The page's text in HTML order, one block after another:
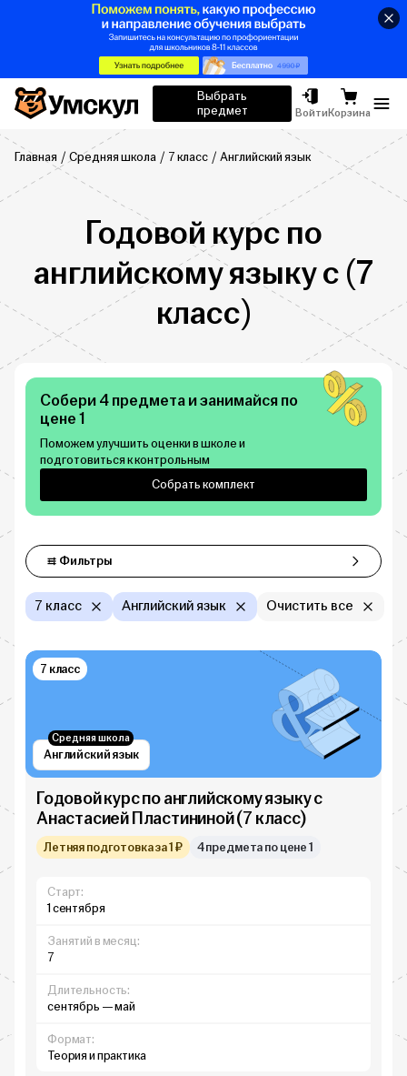
Умскул
Выбрать
предмет
ВойтиКорзина
Главная Средняя школа 7 класс Английский язык
Годовой курс по
английскому языку c (7
класс)
Собери 4 предмета и занимайся по
цене 1
Поможем улучшить оценки в школе и
подготовиться к контрольным
Собрать комплект
ФильтрыФильтры
7 класс Английский язык Очистить все
Английский язык
Средняя школа
7 класс
Годовой курс по английскому языку с
Анастасией Пластининой (7 класс)
Летняя подготовка за 1 ₽ 4 предмета по цене 1
Старт:
1 сентября
Занятий в месяц:
7
Длительность:
сентябрь — май
Формат:
Теория и практика